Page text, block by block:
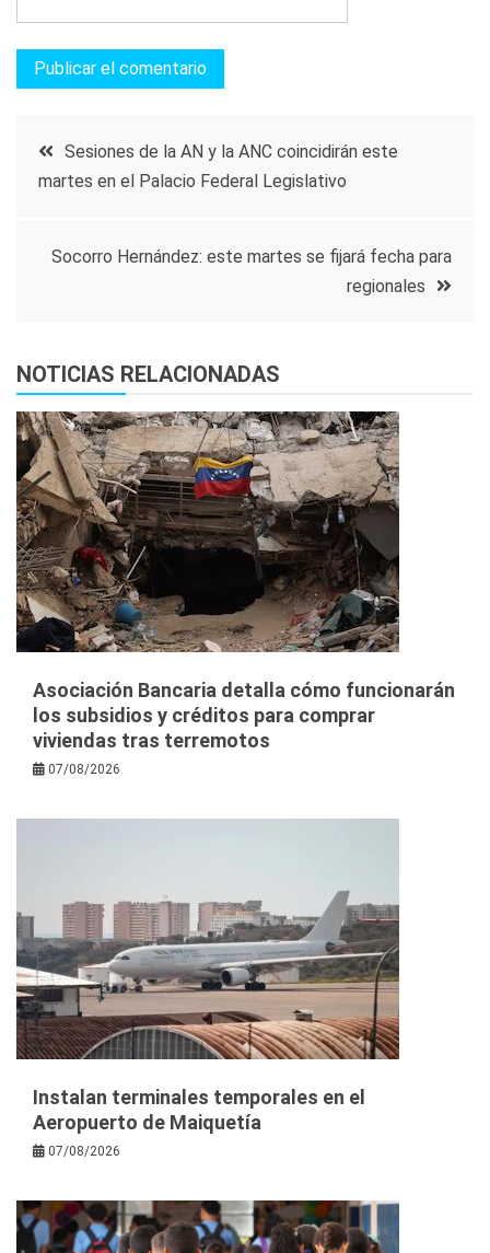
Navegación
entradas
Sesiones de la AN y la ANC coincidirán este
martes en el Palacio Federal Legislativo
Socorro Hernández: este martes se fijará fecha para
regionales
NOTICIAS RELACIONADAS
Asociación Bancaria detalla cómo funcionarán
los subsidios y créditos para comprar
viviendas tras terremotos
07/08/2026
Instalan terminales temporales en el
Aeropuerto de Maiquetía
07/08/2026